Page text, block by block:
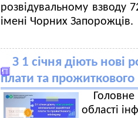
розвідувальному взводу
імені Чорних Запорожців.
З 1 січня діють нові
плати та
області